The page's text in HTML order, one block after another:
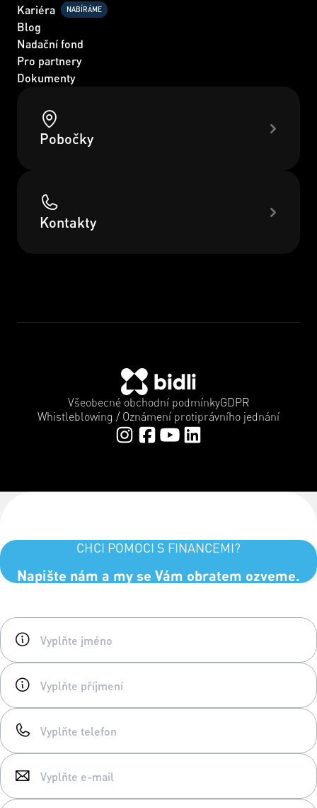
Kariéra
NABÍRÁME
Blog
Nadační fond
Pro partnery
Dokumenty
Pobočky
Kontakty
Všeobecné obchodní podmínkyGDPR
Whistleblowing / Oznámení protiprávního jednání
CHCI POMOCI S FINANCEMI?
Napište nám a my se Vám obratem ozveme.